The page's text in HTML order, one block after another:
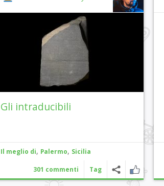
Gli intraducibili
Il meglio di, Palermo, Sicilia
301 commenti Tag